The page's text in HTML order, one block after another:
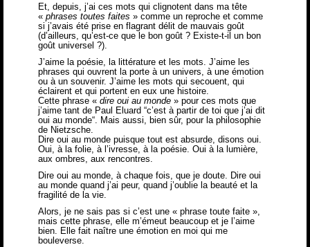
Et, depuis, j’ai ces mots qui clignotent dans ma tête
« phrases toutes faites » comme un reproche et comme
si j’avais été prise en flagrant délit de mauvais goût
(d’ailleurs, qu’est-ce que le bon goût ? Existe-t-il un bon
goût universel ?).
J’aime la poésie, la littérature et les mots. J’aime les
phrases qui ouvrent la porte à un univers, à une émotion
ou à un souvenir. J’aime les mots qui secouent, qui
éclairent et qui portent en eux une histoire.
Cette phrase « dire oui au monde » pour ces mots que
j’aime tant de Paul Eluard “c’est à partir de toi que j’ai dit
oui au monde“. Mais aussi, bien sûr, pour la philosophie
de Nietzsche.
Dire oui au monde puisque tout est absurde, disons oui.
Oui, à la folie, à l’ivresse, à la poésie. Oui à la lumière,
aux ombres, aux rencontres.
Dire oui au monde, à chaque fois, que je doute. Dire oui
au monde quand j’ai peur, quand j’oublie la beauté et la
fragilité de la vie.
Alors, je ne sais pas si c’est une « phrase toute faite »,
mais cette phrase, elle m’émeut beaucoup et je l’aime
bien. Elle fait naître une émotion en moi qui me
bouleverse.